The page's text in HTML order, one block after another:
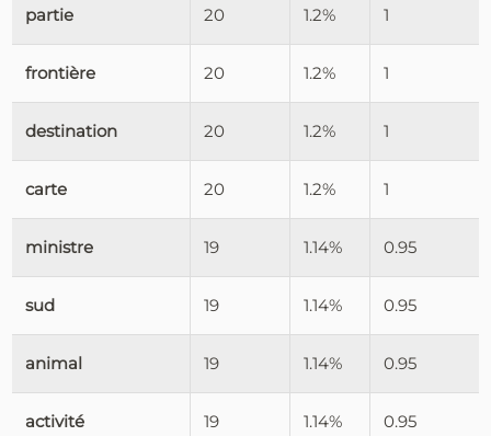
partie 20 1.2% 1
frontière 20 1.2% 1
destination 20 1.2% 1
carte 20 1.2% 1
ministre 19 1.14% 0.95
sud 19 1.14% 0.95
animal 19 1.14% 0.95
activité 19 1.14% 0.95